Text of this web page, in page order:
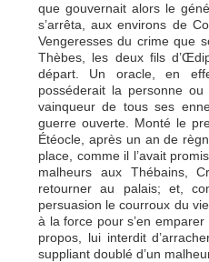
que gouvernait alors le
s’arrêta, aux environs de
Vengeresses du crime que
Thèbes, les deux fils
départ. Un oracle, en
posséderait la personne
vainqueur de tous ses
guerre ouverte. Monté le
Étéocle, après un an de
place, comme il l’avait
mal­heurs aux Thébains,
retourner au palais; et,
persuasion le courroux du
à la force pour s’en
propos, lui interdit
suppliant doublé d’un